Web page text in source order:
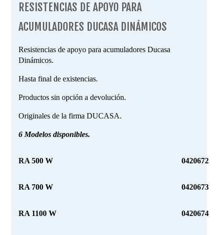
RESISTENCIAS DE APOYO PARA
ACUMULADORES DUCASA DINÁMICOS
Resistencias de apoyo para acumuladores Ducasa
Dinámicos.
Hasta final de existencias.
Productos sin opción a devolución.
Originales de la firma DUCASA.
6 Modelos disponibles.
RA 500 W 0420672
RA 700 W 0420673
RA 1100 W 0420674